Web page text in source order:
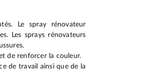
Le spray rénovateur
Les sprays rénovateurs
de renforcer la couleur.
de travail ainsi que de la